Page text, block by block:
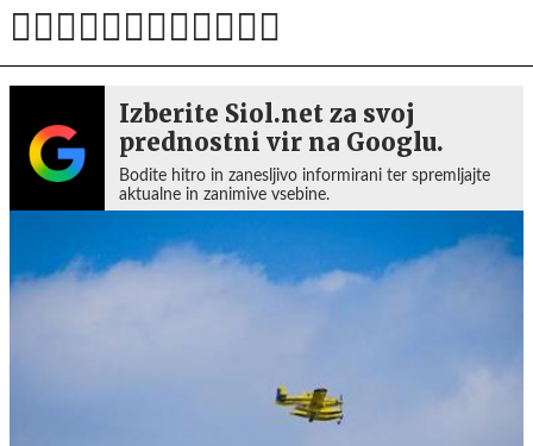
Izberite Siol.net za svoj
prednostni vir na Googlu.
Bodite hitro in zanesljivo informirani ter spremljajte
aktualne in zanimive vsebine.